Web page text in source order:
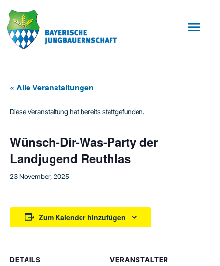
Inhalt
springen
Fußzeile
springen
« Alle Veranstaltungen
Diese Veranstaltung hat bereits stattgefunden.
Wünsch-Dir-Was-Party der
Landjugend Reuthlas
23 November, 2025
Zum Kalender hinzufügen
DETAILS VERANSTALTER